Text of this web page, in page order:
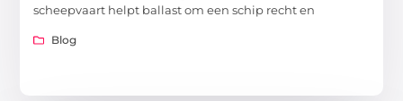
scheepvaart helpt ballast om een schip recht en
Blog